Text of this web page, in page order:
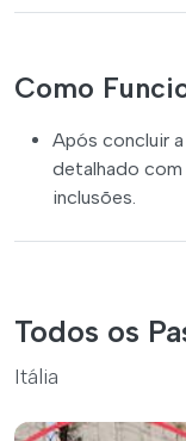
Como
Após concluir
detalhado
inclusões.
Todos os
Itália